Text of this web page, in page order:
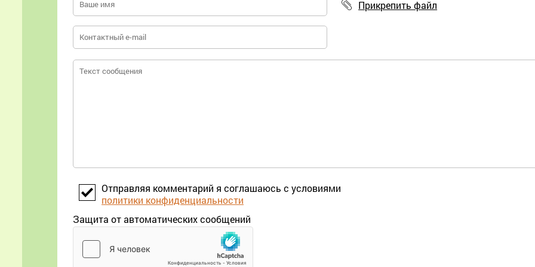
Прикрепить файл
Отправляя комментарий я соглашаюсь с условиями
политики конфиденциальности
Защита от автоматических сообщений